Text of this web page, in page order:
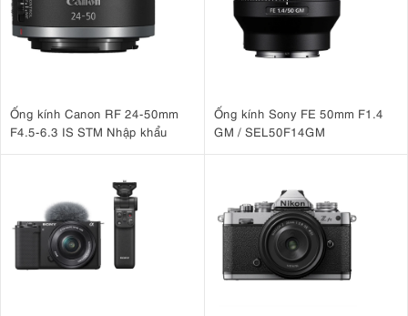
Ống kính Canon RF 24-50mm
F4.5-6.3 IS STM Nhập khẩu
Ống kính Sony FE 50mm F1.4
GM / SEL50F14GM